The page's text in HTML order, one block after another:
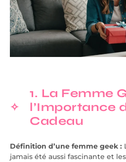
1. La Femme
l’Importance
Cadeau
Définition d’une femme geek :
jamais été aussi fascinante et